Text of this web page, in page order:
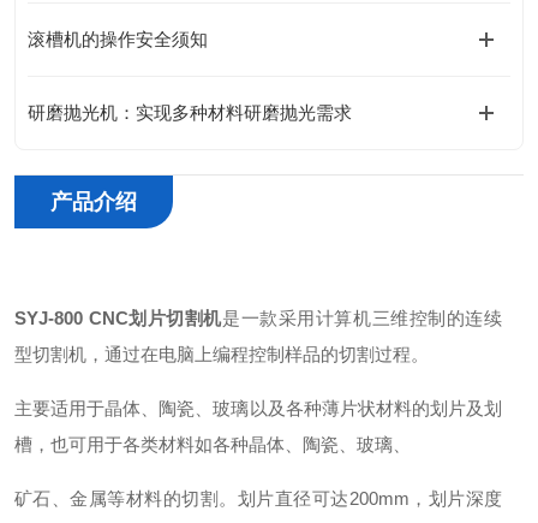
滚槽机的操作安全须知
研磨抛光机：实现多种材料研磨抛光需求
产品介绍
SYJ-800 CNC划片切割机是一款采用计算机三维控制的连续
型切割机，通过在电脑上编程控制样品的切割过程。
主要适用于晶体、陶瓷、玻璃以及各种薄片状材料的划片及划
槽，也可用于各类材料如各种晶体、陶瓷、玻璃、
矿石、金属等材料的切割。划片直径可达200mm，划片深度